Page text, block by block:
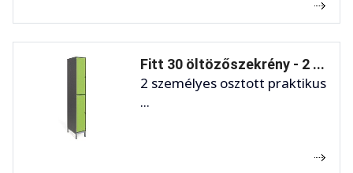
Fitt 30 öltözőszekrény - 2 ...
2 személyes osztott praktikus
...